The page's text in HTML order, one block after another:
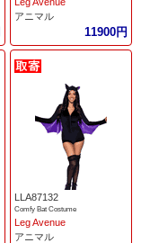
アニマル
11900円
LLA87132
Comfy Bat Costume
Leg Avenue
アニマル